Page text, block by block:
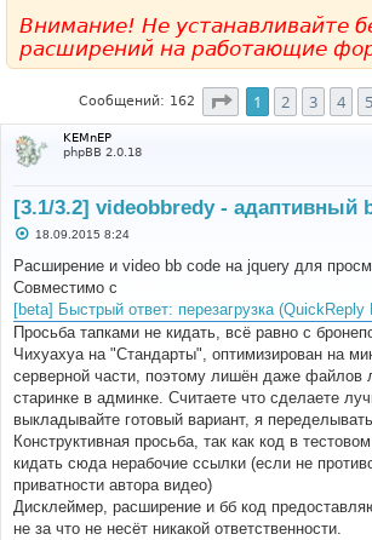
Внимание! Не устанавливайте
расширений на работающие
Сообщений: 162 Страница 1 из11
1 2 3 4 5
KEMnEP
phpBB 2.0.18
[3.1/3.2] videobbredy - адаптивный
С
о
б
щ
е
н
и
18.09.2015 8:24
Расширение и video bb соde на jquery для
Совместимо с
[beta] Быстрый ответ: перезагрузка (QuickReply
Просьба тапками не кидать, всё равно с
Чихуахуа на "Стандарты", оптимизирован на
серверной части, поэтому лишён даже файлов
старинке в админке. Считаете что сделаете
выкладывайте готовый вариант, я
Конструктивная просьба, так как код в
кидать сюда нерабочие ссылки (если не
приватности автора видео)
Дисклеймер, расширение и бб код
не за что не несёт никакой ответственности.